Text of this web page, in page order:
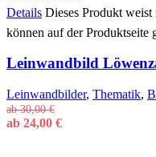
Details Dieses Produkt
können auf der Produktseite
Leinwandbild
Leinwandbilder, Thematik,
ab30,00€
ab 24,00 €